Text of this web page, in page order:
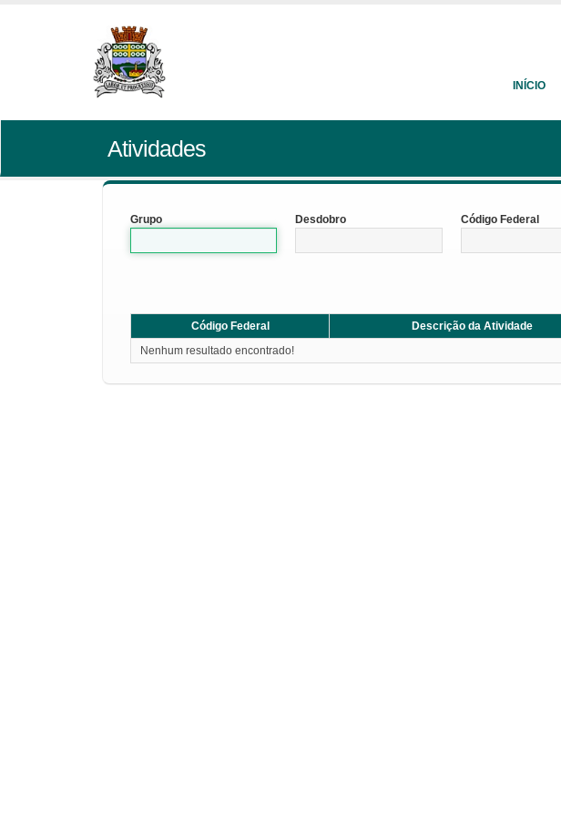
INÍCIO
Atividades
Grupo Desdobro Código Federal
Código Federal Descrição da Atividade
Nenhum resultado encontrado!